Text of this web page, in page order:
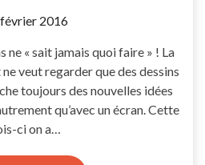
2016
ne « sait jamais quoi faire » ! La
veut regarder que des dessins
toujours des nouvelles idées
qu’avec un écran. Cette
ci on a…